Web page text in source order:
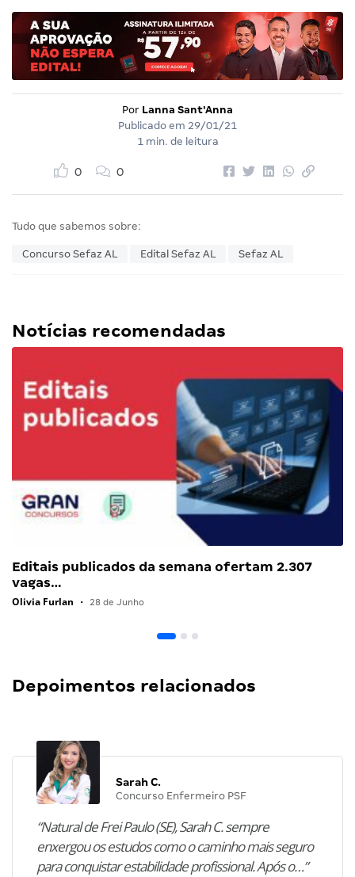
Por Lanna Sant'Anna
Publicado em 29/01/21
1 min. de leitura
0 0
Tudo que sabemos sobre:
Concurso Sefaz AL Edital Sefaz AL Sefaz AL
Notícias recomendadas
Editais publicados da semana ofertam 2.307
vagas…
Olivia Furlan • 28 de Junho
Depoimentos relacionados
Sarah C.
Concurso Enfermeiro PSF
“Natural de Frei Paulo (SE), Sarah C. sempre
enxergou os estudos como o caminho mais seguro
para conquistar estabilidade profissional. Após o…”